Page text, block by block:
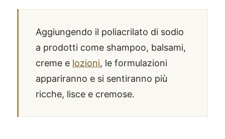
Aggiungendo il poliacrilato di sodio
a prodotti come shampoo, balsami,
creme e lozioni, le formulazioni
appariranno e si sentiranno più
ricche, lisce e cremose.